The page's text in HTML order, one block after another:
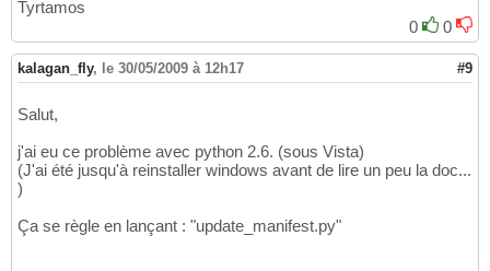
17
19
if
    app.MainLoop
()
Tyrtamos
0
0
kalagan_fly, le 30/05/2009 à 12h17 #9
Salut,
j'ai eu ce problème avec python 2.6. (sous Vista)
(J'ai été jusqu'à reinstaller windows avant de lire un peu la doc...
)
Ça se règle en lançant : "update_manifest.py"